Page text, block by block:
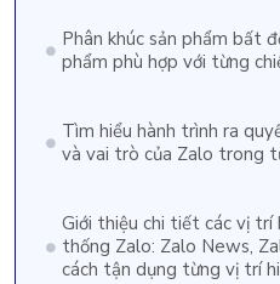
Phân khúc sản phẩm bất
phẩm phù hợp với từng
Tìm hiểu hành trình ra
và vai trò của Zalo trong
Giới thiệu chi tiết các vị
thống Zalo: Zalo News,
cách tận dụng từng vị trí